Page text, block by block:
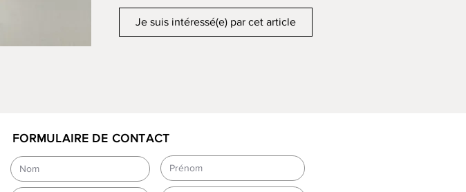
artisanale, il est composé de
une durabilité exceptionnelle.
fabriqué dans la pure tradition
japonnaise à partir de fibre de murier. Il
Je suis intéressé(e) par cet article
FORMULAIRE DE CONTACT